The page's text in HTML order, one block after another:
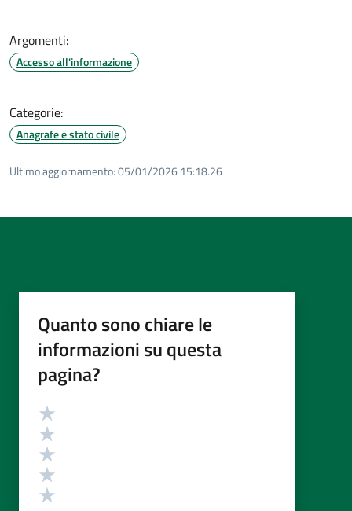
Argomenti:
Accesso all'informazione
Categorie:
Anagrafe e stato civile
Ultimo aggiornamento:05/01/2026 15:18.26
Quanto sono chiare le
informazioni su questa
pagina?
Valutazione